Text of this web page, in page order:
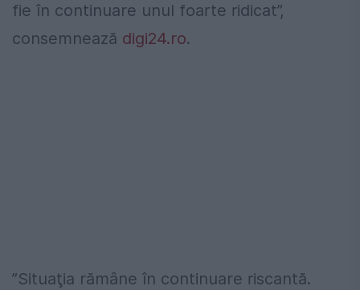
fie în continuare unul foarte ridicat”,
consemnează digi24.ro.
”Situaţia rămâne în continuare riscantă.